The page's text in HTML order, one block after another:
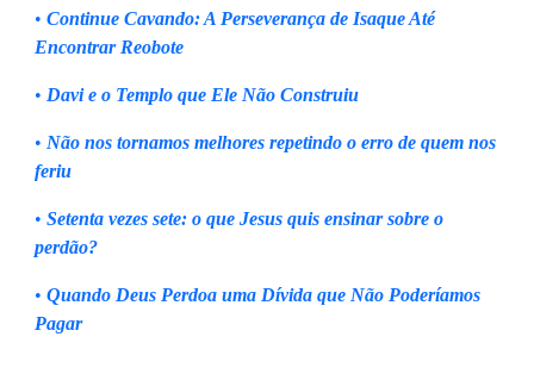
• Continue Cavando: A Perseverança de Isaque Até
Encontrar Reobote
• Davi e o Templo que Ele Não Construiu
• Não nos tornamos melhores repetindo o erro de quem nos
feriu
• Setenta vezes sete: o que Jesus quis ensinar sobre o
perdão?
• Quando Deus Perdoa uma Dívida que Não Poderíamos
Pagar